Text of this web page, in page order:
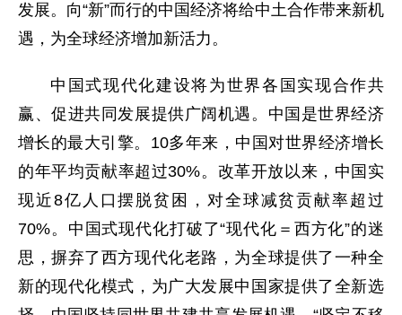
发展。向“新”而行的中国经济将给中土合作带来新机
遇，为全球经济增加新活力。
中国式现代化建设将为世界各国实现合作共
赢、促进共同发展提供广阔机遇。中国是世界经济
增长的最大引擎。10多年来，中国对世界经济增长
的年平均贡献率超过30%。改革开放以来，中国实
现近8亿人口摆脱贫困，对全球减贫贡献率超过
70%。中国式现代化打破了“现代化＝西方化”的迷
思，摒弃了西方现代化老路，为全球提供了一种全
新的现代化模式，为广大发展中国家提供了全新选